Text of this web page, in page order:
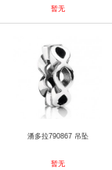
暂无
潘多拉790867 吊坠
暂无